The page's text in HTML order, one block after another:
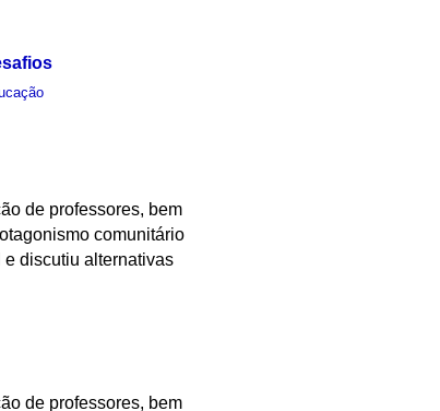
de professores, bem
comunitário
e discutiu alternativas
de professores, bem